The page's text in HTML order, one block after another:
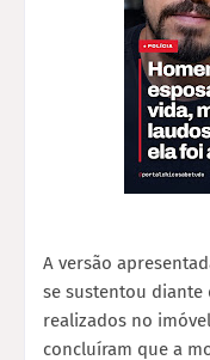
A versão
se sustentou diante
realizados no
concluíram que a